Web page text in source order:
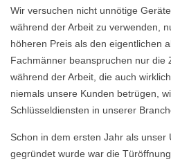
Wir versuchen nicht unnötige
während der Arbeit zu verwenden,
höheren Preis als den eigentlichen
Fachmänner beanspruchen nur die
während der Arbeit, die auch
niemals unsere Kunden betrügen,
Schlüsseldiensten in unserer
Schon in dem ersten Jahr als unser
gegründet wurde war die